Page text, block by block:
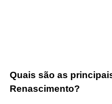
Quais são as
Renascimento?